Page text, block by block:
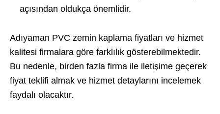
açısından oldukça önemlidir.
Adıyaman PVC zemin kaplama fiyatları ve hizmet
kalitesi firmalara göre farklılık gösterebilmektedir.
Bu nedenle, birden fazla firma ile iletişime geçerek
fiyat teklifi almak ve hizmet detaylarını incelemek
faydalı olacaktır.